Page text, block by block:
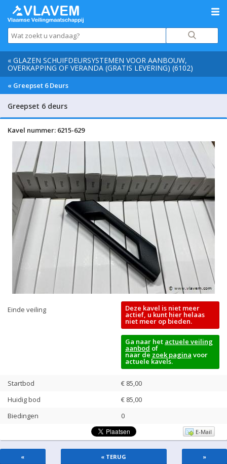
« GLAZEN SCHUIFDEURSYSTEMEN VOOR AANBOUW,
OVERKAPPING OF VERANDA (GRATIS LEVERING) (6102)
« Greepset 6 Deurs
Greepset 6 deurs
Kavel nummer: 6215-629
Einde veiling Deze kavel is niet meer
actief, u kunt hier helaas
niet meer op bieden.
Ga naar het actuele veiling
aanbod of
naar de zoek pagina voor
actuele kavels.
Startbod
€ 85,00
Huidig bod
€ 85,00
Biedingen
0
E-Mail
« « TERUG »